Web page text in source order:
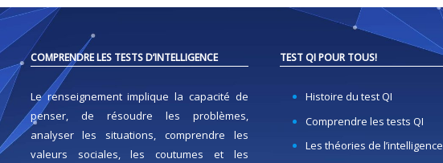
COMPRENDRE LES TESTS D’INTELLIGENCE
Le renseignement implique la capacité de
penser, de résoudre les problèmes,
analyser les situations, comprendre les
valeurs sociales, les coutumes et les
TEST QI POUR TOUS!
Histoire du test QI
Comprendre les tests QI
Les théories de l’intelligence